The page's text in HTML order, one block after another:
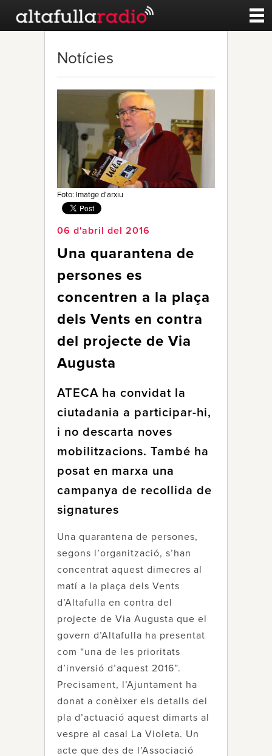
Esports
Noticies
Qui Som
Notícies
Foto: Imatge d'arxiu
06 d'abril del 2016
Una quarantena de
persones es
concentren a la plaça
dels Vents en contra
del projecte de Via
Augusta
ATECA ha convidat la
ciutadania a participar-hi,
i no descarta noves
mobilitzacions. També ha
posat en marxa una
campanya de recollida de
signatures
Una quarantena de persones,
segons l’organització, s’han
concentrat aquest dimecres al
matí a la plaça dels Vents
d’Altafulla en contra del
projecte de Via Augusta que el
govern d’Altafulla ha presentat
com “una de les prioritats
d’inversió d’aquest 2016”.
Precisament, l’Ajuntament ha
donat a conèixer els detalls del
pla d’actuació aquest dimarts al
vespre al casal La Violeta. Un
acte que des de l’Associació